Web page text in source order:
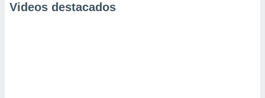
Videos destacados